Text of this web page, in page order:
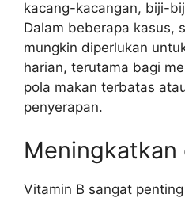
kacang-kacangan, biji-
Dalam beberapa kasus,
mungkin diperlukan
harian, terutama bagi
pola makan terbatas
penyerapan.
Meningkatkan
Vitamin B sangat